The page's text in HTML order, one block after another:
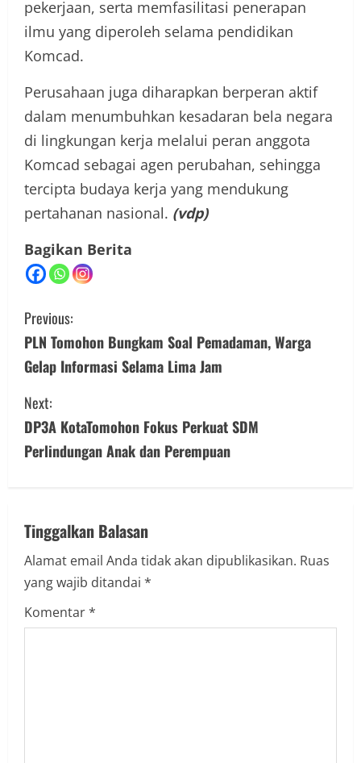
pekerjaan, serta memfasilitasi penerapan
ilmu yang diperoleh selama pendidikan
Komcad.
Perusahaan juga diharapkan berperan aktif
dalam menumbuhkan kesadaran bela negara
di lingkungan kerja melalui peran anggota
Komcad sebagai agen perubahan, sehingga
tercipta budaya kerja yang mendukung
pertahanan nasional. (vdp)
Bagikan Berita
C
o
n
t
i
e
R
e
Previous:
PLN Tomohon Bungkam Soal Pemadaman, Warga
Gelap Informasi Selama Lima Jam
Next:
DP3A KotaTomohon Fokus Perkuat SDM
Perlindungan Anak dan Perempuan
Tinggalkan Balasan
Alamat email Anda tidak akan dipublikasikan. Ruas
yang wajib ditandai *
Komentar*